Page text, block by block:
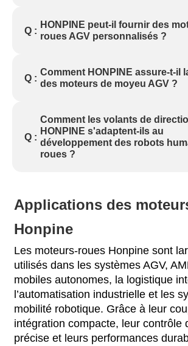
Q :
HONPINE peut-il fournir des
roues AGV personnalisés ?
Q :
Comment HONPINE assure-t-il
des moteurs de moyeu AGV ?
Q :
Comment les volants de
HONPINE s'adaptent-ils au
développement des robots
roues ?
Applications des
Honpine
Les moteurs-roues Honpine sont
utilisés dans les systèmes AGV,
mobiles autonomes, la logistique
l’automatisation industrielle et les
mobilité robotique. Grâce à leur
intégration compacte, leur contrôle
précise et leurs performances